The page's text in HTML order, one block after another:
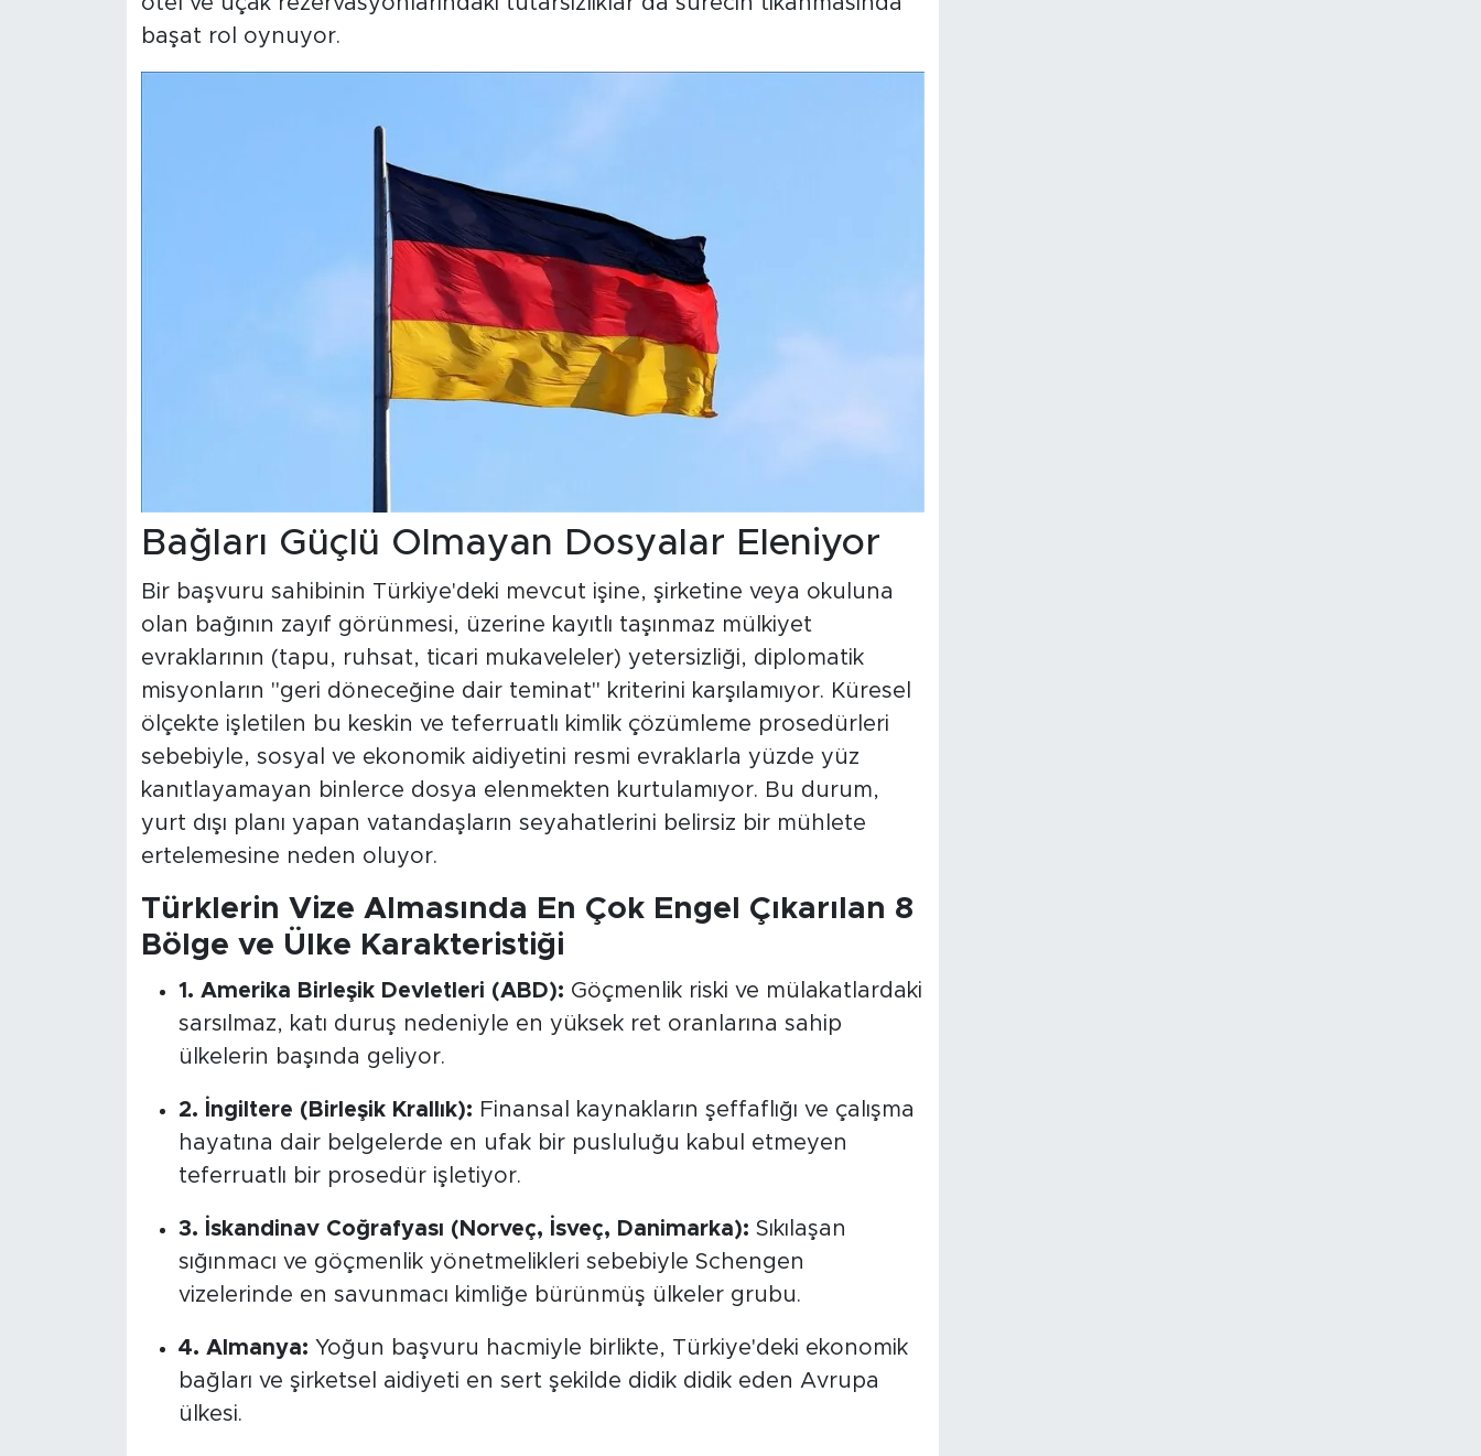
başat rol oynuyor.
Bağları Güçlü Olmayan Dosyalar Eleniyor
Bir başvuru sahibinin Türkiye'deki mevcut işine, şirketine veya okuluna
olan bağının zayıf görünmesi, üzerine kayıtlı taşınmaz mülkiyet
evraklarının (tapu, ruhsat, ticari mukaveleler) yetersizliği, diplomatik
misyonların "geri döneceğine dair teminat" kriterini karşılamıyor. Küresel
ölçekte işletilen bu keskin ve teferruatlı kimlik çözümleme prosedürleri
sebebiyle, sosyal ve ekonomik aidiyetini resmi evraklarla yüzde yüz
kanıtlayamayan binlerce dosya elenmekten kurtulamıyor. Bu durum,
yurt dışı planı yapan vatandaşların seyahatlerini belirsiz bir mühlete
ertelemesine neden oluyor.
Türklerin Vize Almasında En Çok Engel Çıkarılan 8
Bölge ve Ülke Karakteristiği
1. Amerika Birleşik Devletleri (ABD): Göçmenlik riski ve mülakatlardaki
sarsılmaz, katı duruş nedeniyle en yüksek ret oranlarına sahip
ülkelerin başında geliyor.
2. İngiltere (Birleşik Krallık): Finansal kaynakların şeffaflığı ve çalışma
hayatına dair belgelerde en ufak bir pusluluğu kabul etmeyen
teferruatlı bir prosedür işletiyor.
3. İskandinav Coğrafyası (Norveç, İsveç, Danimarka): Sıkılaşan
sığınmacı ve göçmenlik yönetmelikleri sebebiyle Schengen
vizelerinde en savunmacı kimliğe bürünmüş ülkeler grubu.
4. Almanya: Yoğun başvuru hacmiyle birlikte, Türkiye'deki ekonomik
bağları ve şirketsel aidiyeti en sert şekilde didik didik eden Avrupa
ülkesi.